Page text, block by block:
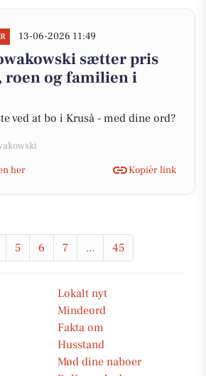
13-06-2026 11:49
sætter pris
roen og familien i
ved at bo i Kruså - med dine ord?
her
Kopiér link
5 6 7 ... 45
Lokalt nyt
Mindeord
Fakta om
Husstand
Mød dine naboer